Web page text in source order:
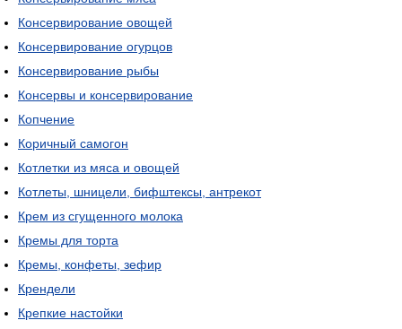
Консервирование овощей
Консервирование огурцов
Консервирование рыбы
Консервы и консервирование
Копчение
Коричный самогон
Котлетки из мяса и овощей
Котлеты, шницели, бифштексы, антрекот
Крем из сгущенного молока
Кремы для торта
Кремы, конфеты, зефир
Крендели
Крепкие настойки